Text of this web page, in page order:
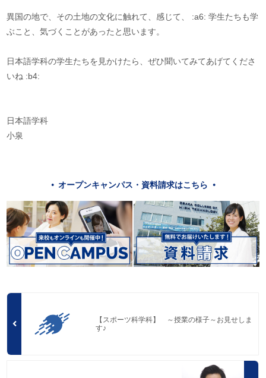
異国の地で、その土地の文化に触れて、感じて、 :a6: 学生たちも学
ぶこと、気づくことがあったと思います。
日本語学科の学生たちを見かけたら、ぜひ聞いてみてあげてくださ
いね :b4:
日本語学科
小泉
オープンキャンパス・資料請求はこちら
【スポーツ科学科】 ～授業の様子～お見せしま
す♪